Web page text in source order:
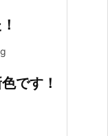
です！